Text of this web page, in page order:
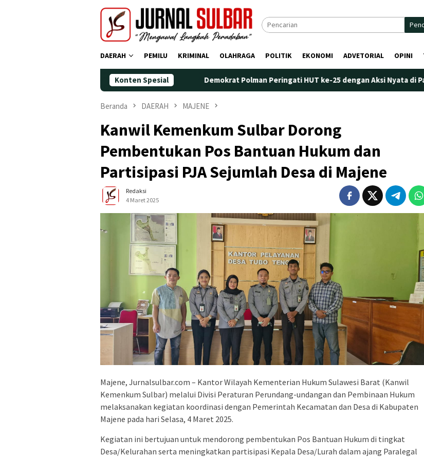
DAERAH PEMILU KRIMINAL OLAHRAGA POLITIK EKONOMI ADVETORIAL OPINI
Konten Spesial
Demokrat Polman Peringati HUT ke-25 dengan Aksi Nyata di Pantai Palippis:
Beranda DAERAH MAJENE
Kanwil Kemenkum Sulbar Dorong
Pembentukan Pos Bantuan Hukum dan
Partisipasi PJA Sejumlah Desa di Majene
Redaksi
4 Maret 2025
Majene, Jurnalsulbar.com – Kantor Wilayah Kementerian Hukum Sulawesi Barat (Kanwil
Kemenkum Sulbar) melalui Divisi Peraturan Perundang-undangan dan Pembinaan Hukum
melaksanakan kegiatan koordinasi dengan Pemerintah Kecamatan dan Desa di Kabupaten
Majene pada hari Selasa, 4 Maret 2025.
Kegiatan ini bertujuan untuk mendorong pembentukan Pos Bantuan Hukum di tingkat
Desa/Kelurahan serta meningkatkan partisipasi Kepala Desa/Lurah dalam ajang Paralegal